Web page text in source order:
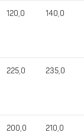
120,0 140,0
225,0 235,0
200,0 210,0